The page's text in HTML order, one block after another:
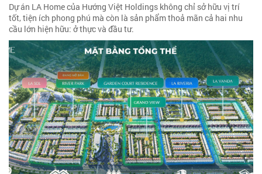
Dự án LA Home của Hướng Việt Holdings không chỉ sở hữu vị trí
tốt, tiện ích phong phú mà còn là sản phẩm thoả mãn cả hai nhu
cầu lớn hiện hữu: ở thực và đầu tư.